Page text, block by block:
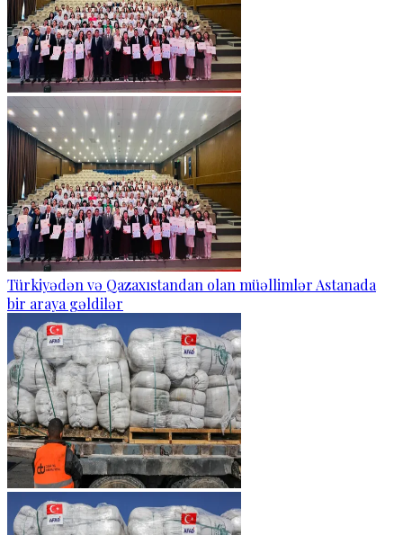
Türkiyədən və Qazaxıstandan olan müəllimlər Astanada
bir araya gəldilər